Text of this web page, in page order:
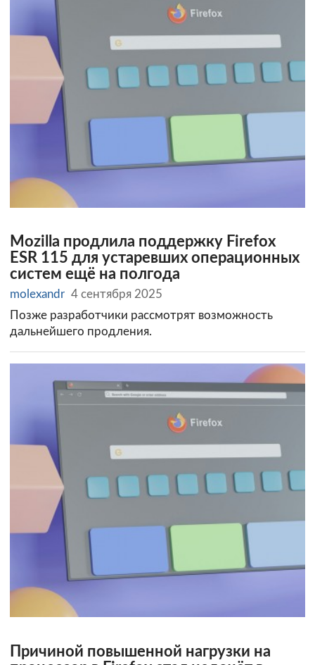
Mozilla продлила поддержку Firefox
ESR 115 для устаревших операционных
систем ещё на полгода
molexandr 4 сентября 2025
Позже разработчики рассмотрят возможность
дальнейшего продления.
Причиной повышенной нагрузки на